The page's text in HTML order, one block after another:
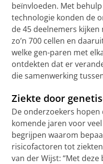
beïnvloeden. Met
technologie konden de
de 45 deelnemers
zo’n 700 cellen en
welke gen-paren met
ontdekten dat er
die samenwerking
Ziekte door
De onderzoekers
komende jaren voor
begrijpen waarom
risicofactoren tot
van der Wijst: “Met